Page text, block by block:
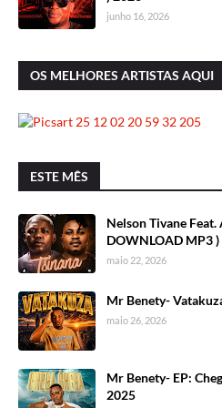
junho 16, 2026
OS MELHORES ARTISTAS AQUI
ESTE MÊS
Nelson Tivane Feat.
DOWNLOAD MP3
maio 22, 2026
Mr Benety-
maio 26, 2026
Mr Benety- EP:
2025